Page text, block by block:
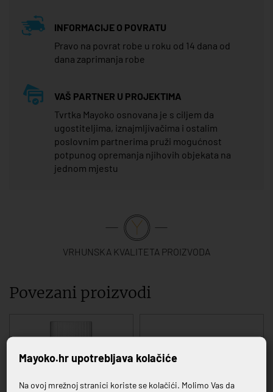
INFORMACIJE O POVRATU
Pravo na povrat robe u roku od 14 dana od
dana zaprimanja robe
VAŠ PARTNER U PROJEKTIMA
Tvrtka Mayoko osnovana je s ciljem da
ugostiteljima, iznajmljivačima i ostalim
poslovnim partnerima pruži mogućnost
potpunog opremanja njihovih objekata na
jednom mjestu
VRHUNSKA KVALITETA PROIZVODA
Povezani proizvodi
Mayoko.hr upotrebljava kolačiće
Na ovoj mrežnoj stranici koriste se kolačići. Molimo Vas da